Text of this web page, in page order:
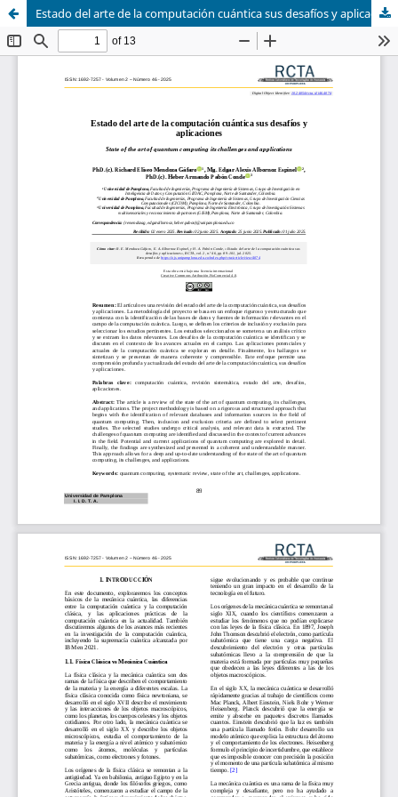
Estado del arte de la computación cuántica sus desafíos y aplicaciones